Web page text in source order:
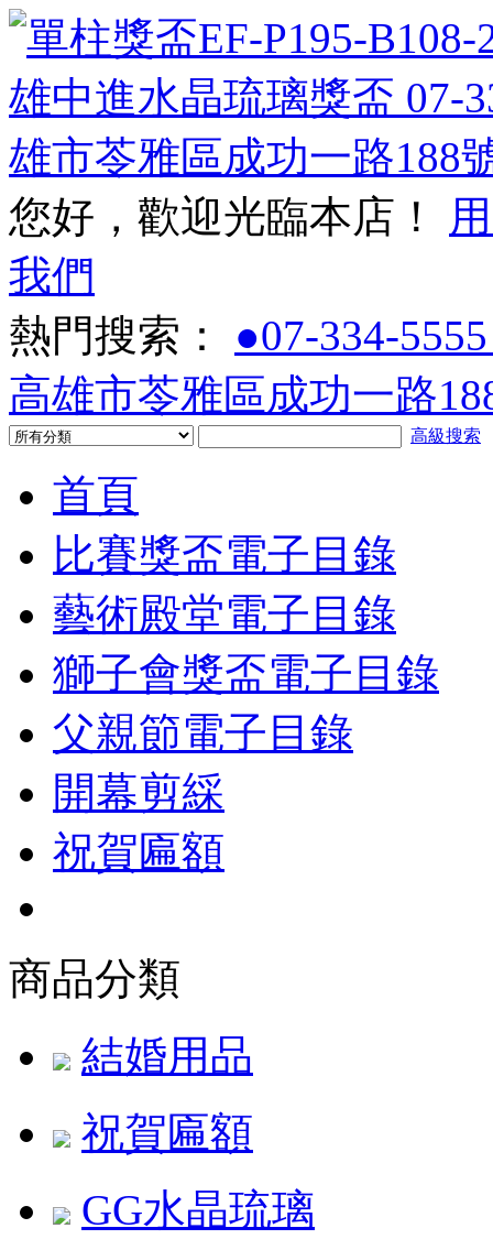
您好，歡迎光臨本店！
我們
熱門搜索： ●07-334-
高雄市苓雅區成功一路
高級搜索
首頁
比賽獎盃電子目錄
藝術殿堂電子目錄
獅子會獎盃電子目錄
父親節電子目錄
開幕剪綵
祝賀匾額
商品分類
結婚用品
祝賀匾額
GG水晶琉璃